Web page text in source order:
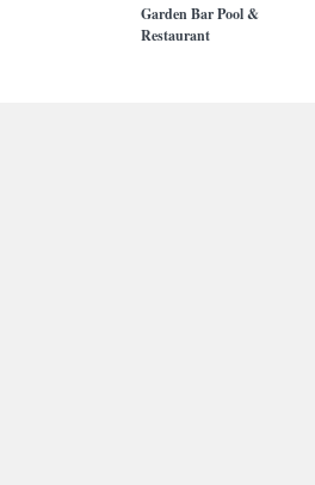
Garden Bar Pool &
Restaurant